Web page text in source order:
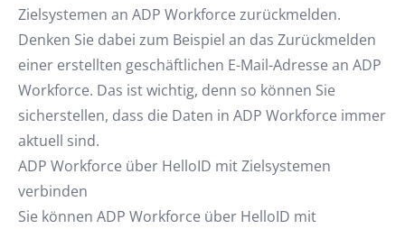
Zielsystemen an ADP Workforce zurückmelden.
Denken Sie dabei zum Beispiel an das Zurückmelden
einer erstellten geschäftlichen E-Mail-Adresse an ADP
Workforce. Das ist wichtig, denn so können Sie
sicherstellen, dass die Daten in ADP Workforce immer
aktuell sind.
ADP Workforce über HelloID mit Zielsystemen
verbinden
Sie können ADP Workforce über HelloID mit